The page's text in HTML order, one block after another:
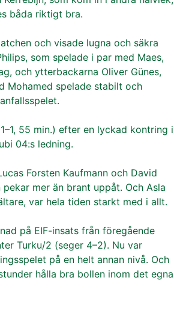
båda riktigt bra.
och visade lugna och säkra
som spelade i par med Maes,
och ytterbackarna Oliver Günes,
Mohamed spelade stabilt och
55 min.) efter en lyckad kontring i
04:s ledning.
Forsten Kaufmann och David
mer än brant uppåt. Och Asla
var hela tiden starkt med i allt.
på EIF-insats från föregående
Turku/2 (seger 4–2). Nu var
på en helt annan nivå. Och
hålla bra bollen inom det egna